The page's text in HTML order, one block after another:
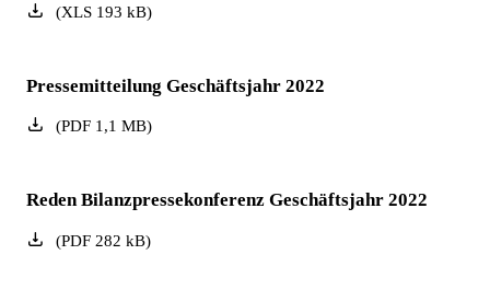
(XLS193 kB)
Pressemitteilung Geschäftsjahr 2022
(PDF1,1 MB)
Reden Bilanzpressekonferenz Geschäftsjahr 2022
(PDF282 kB)